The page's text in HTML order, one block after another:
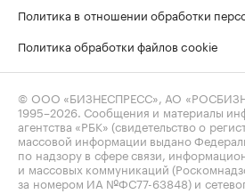
Политика в отношении обработки
Политика обработки файлов cookie
© ООО «БИЗНЕСПРЕСС», АО
1995–2026 . Сообщения и материалы
агентства «РБК» (свидетельство о
массовой информации выдано
по надзору в сфере связи,
и массовых коммуникаций
за номером ИА №ФС77-63848) и